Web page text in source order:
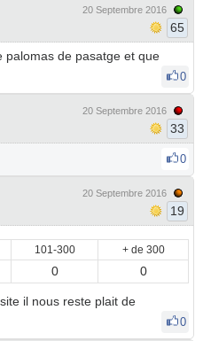
20 Septembre 2016
65
palomas de pasatge et que
0
20 Septembre 2016
33
0
20 Septembre 2016
19
101-300 + de 300
0 0
il nous reste plait de
0